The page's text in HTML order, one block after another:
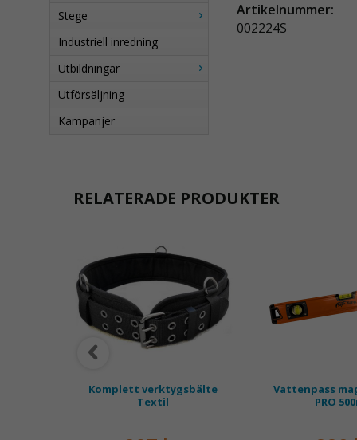
Stege
Industriell inredning
Utbildningar
Utförsäljning
Kampanjer
Artikelnummer:
002224S
RELATERADE PRODUKTER
Komplett verktygsbälte
Textil
Vattenpass
PRO